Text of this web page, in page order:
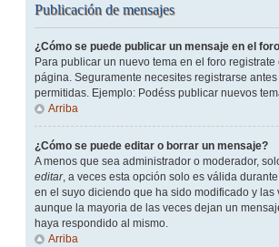
Publicación de mensajes
¿Cómo se puede publicar un mensaje en el
Para publicar un nuevo tema en el foro
página. Seguramente necesites registrarse
permitidas. Ejemplo: Podéss publicar nuevos
Arriba
¿Cómo se puede editar o borrar un mensaje?
A menos que sea administrador o moderador,
editar, a veces esta opción solo es válida
en el suyo diciendo que ha sido modificado y
aunque la mayoria de las veces dejan un
haya respondido al mismo.
Arriba